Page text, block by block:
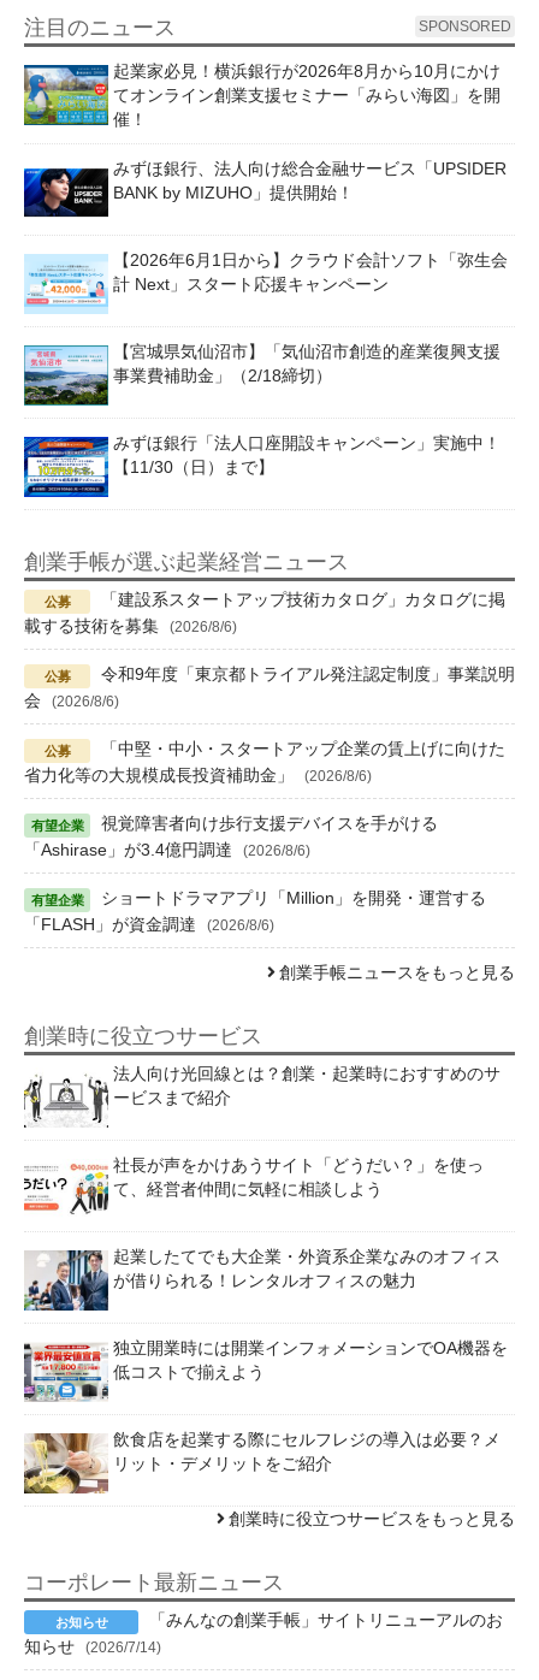
注目のニュース SPONSORED
起業家必見！横浜銀行が2026年8月から10月にかけ
てオンライン創業支援セミナー「みらい海図」を開
催！
みずほ銀行、法人向け総合金融サービス「UPSIDER
BANK by MIZUHO」提供開始！
【2026年6月1日から】クラウド会計ソフト「弥生会
計 Next」スタート応援キャンペーン
【宮城県気仙沼市】「気仙沼市創造的産業復興支援
事業費補助金」（2/18締切）
みずほ銀行「法人口座開設キャンペーン」実施中！
【11/30（日）まで】
創業手帳が選ぶ起業経営ニュース
「建設系スタートアップ技術カタログ」カタログに掲
載する技術を募集
(2026/8/6)
令和9年度「東京都トライアル発注認定制度」事業説明
会
(2026/8/6)
「中堅・中小・スタートアップ企業の賃上げに向けた
省力化等の大規模成長投資補助金」
(2026/8/6)
視覚障害者向け歩行支援デバイスを手がける
「Ashirase」が3.4億円調達
(2026/8/6)
ショートドラマアプリ「Million」を開発・運営する
「FLASH」が資金調達
(2026/8/6)
創業手帳ニュースをもっと見る
創業時に役立つサービス
法人向け光回線とは？創業・起業時におすすめのサ
ービスまで紹介
社長が声をかけあうサイト「どうだい？」を使っ
て、経営者仲間に気軽に相談しよう
起業したてでも大企業・外資系企業なみのオフィス
が借りられる！レンタルオフィスの魅力
独立開業時には開業インフォメーションでOA機器を
低コストで揃えよう
飲食店を起業する際にセルフレジの導入は必要？メ
リット・デメリットをご紹介
創業時に役立つサービスをもっと見る
コーポレート最新ニュース
「みんなの創業手帳」サイトリニューアルのお
知らせ
(2026/7/14)